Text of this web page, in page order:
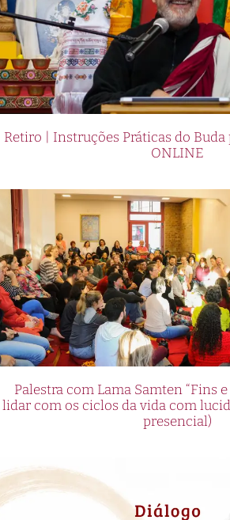
Retiro | Instruções Práticas do Buda
ONLINE
Palestra com Lama Samten “Fins
lidar com os ciclos da vida com
presencial)